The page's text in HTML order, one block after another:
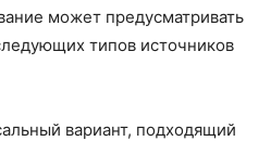
может предусматривать
типов источников
вариант, подходящий